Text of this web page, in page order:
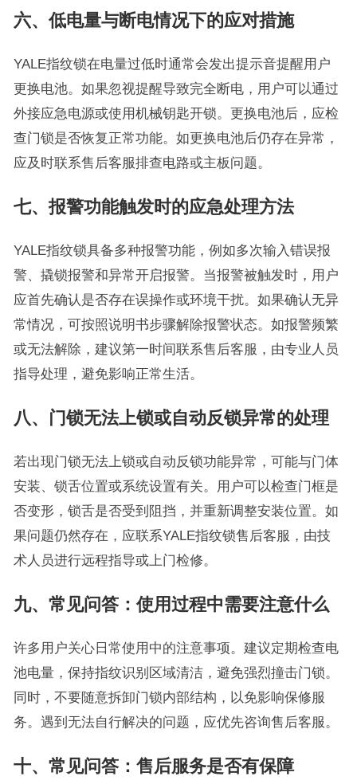
六、低电量与断电情况下的应对措施
YALE指纹锁在电量过低时通常会发出提示音提醒用户
更换电池。如果忽视提醒导致完全断电，用户可以通过
外接应急电源或使用机械钥匙开锁。更换电池后，应检
查门锁是否恢复正常功能。如更换电池后仍存在异常，
应及时联系售后客服排查电路或主板问题。
七、报警功能触发时的应急处理方法
YALE指纹锁具备多种报警功能，例如多次输入错误报
警、撬锁报警和异常开启报警。当报警被触发时，用户
应首先确认是否存在误操作或环境干扰。如果确认无异
常情况，可按照说明书步骤解除报警状态。如报警频繁
或无法解除，建议第一时间联系售后客服，由专业人员
指导处理，避免影响正常生活。
八、门锁无法上锁或自动反锁异常的处理
若出现门锁无法上锁或自动反锁功能异常，可能与门体
安装、锁舌位置或系统设置有关。用户可以检查门框是
否变形，锁舌是否受到阻挡，并重新调整安装位置。如
果问题仍然存在，应联系YALE指纹锁售后客服，由技
术人员进行远程指导或上门检修。
九、常见问答：使用过程中需要注意什么
许多用户关心日常使用中的注意事项。建议定期检查电
池电量，保持指纹识别区域清洁，避免强烈撞击门锁。
同时，不要随意拆卸门锁内部结构，以免影响保修服
务。遇到无法自行解决的问题，应优先咨询售后客服。
十、常见问答：售后服务是否有保障